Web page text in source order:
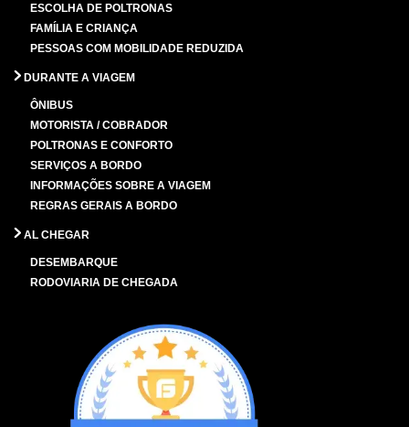
ESCOLHA DE POLTRONAS
FAMÍLIA E CRIANÇA
PESSOAS COM MOBILIDADE REDUZIDA
DURANTE A VIAGEM
ÔNIBUS
MOTORISTA / COBRADOR
POLTRONAS E CONFORTO
SERVIÇOS A BORDO
INFORMAÇÕES SOBRE A VIAGEM
REGRAS GERAIS A BORDO
AL CHEGAR
DESEMBARQUE
RODOVIARIA DE CHEGADA